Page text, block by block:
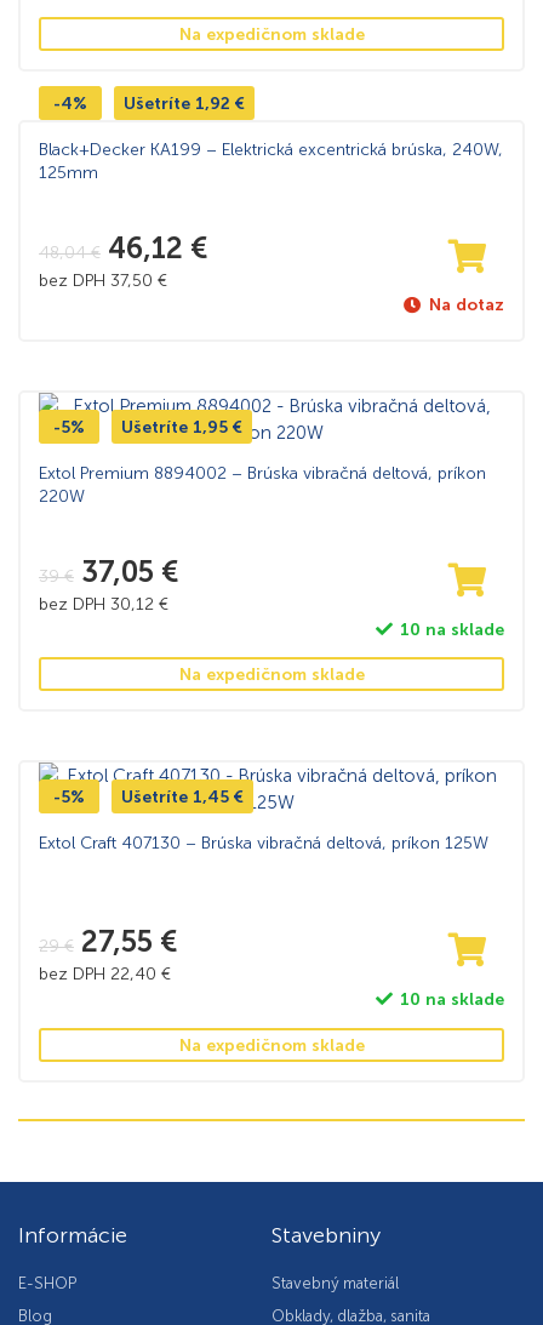
Na expedičnom sklade
-4% Ušetríte 1,92 €
Black+Decker KA199 – Elektrická excentrická brúska, 240W,
125mm
48,04€ 46,12 €
bez DPH 37,50 €
Na dotaz
-5% Ušetríte 1,95 €
Extol Premium 8894002 – Brúska vibračná deltová, príkon
220W
39€ 37,05 €
bez DPH 30,12 €
10 na sklade
Na expedičnom sklade
-5% Ušetríte 1,45 €
Extol Craft 407130 – Brúska vibračná deltová, príkon 125W
29€ 27,55 €
bez DPH 22,40 €
10 na sklade
Na expedičnom sklade
Informácie
E-SHOP
Blog
Stavebniny
Stavebný materiál
Obklady, dlažba, sanita